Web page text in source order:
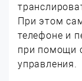
При этом
телефоне и
при помощи
управления.